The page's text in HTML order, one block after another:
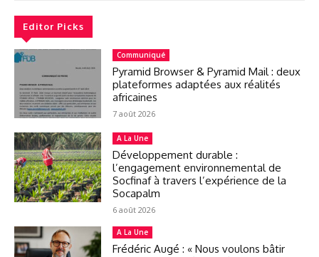
Editor Picks
Communiqué
Pyramid Browser & Pyramid Mail : deux
plateformes adaptées aux réalités
africaines
7 août 2026
A La Une
Développement durable :
l’engagement environnemental de
Socfinaf à travers l’expérience de la
Socapalm
6 août 2026
A La Une
Frédéric Augé : « Nous voulons bâtir